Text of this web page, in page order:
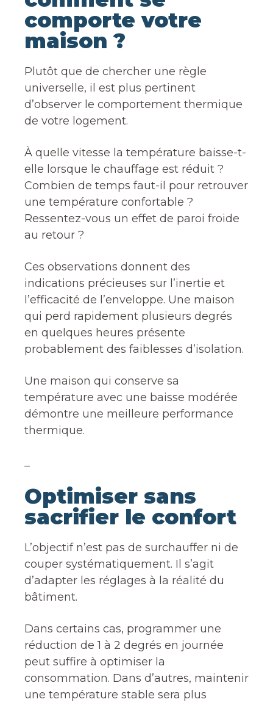
comporte votre
maison ?
Plutôt que de chercher une règle
universelle, il est plus pertinent
d’observer le comportement thermique
de votre logement.
À quelle vitesse la température baisse-t-
elle lorsque le chauffage est réduit ?
Combien de temps faut-il pour retrouver
une température confortable ?
Ressentez-vous un effet de paroi froide
au retour ?
Ces observations donnent des
indications précieuses sur l’inertie et
l’efficacité de l’enveloppe. Une maison
qui perd rapidement plusieurs degrés
en quelques heures présente
probablement des faiblesses d’isolation.
Une maison qui conserve sa
température avec une baisse modérée
démontre une meilleure performance
thermique.
Optimiser sans
sacrifier le confort
L’objectif n’est pas de surchauffer ni de
couper systématiquement. Il s’agit
d’adapter les réglages à la réalité du
bâtiment.
Dans certains cas, programmer une
réduction de 1 à 2 degrés en journée
peut suffire à optimiser la
consommation. Dans d’autres, maintenir
une température stable sera plus